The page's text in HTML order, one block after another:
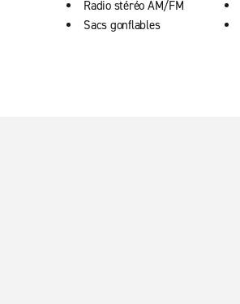
Radio stéréo AM/FM
Sacs gonflables